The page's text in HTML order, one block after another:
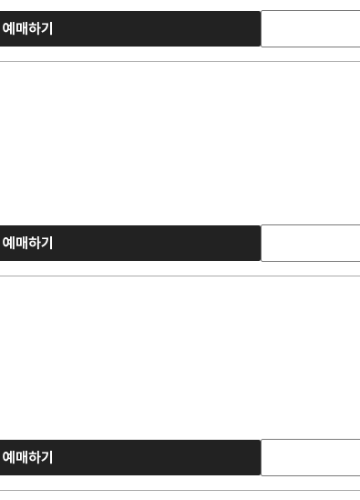
예매하기
예매하기
예매하기